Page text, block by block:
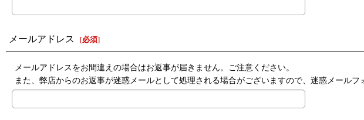
メールアドレス [必須]
メールアドレスをお間違えの場合はお返事が届きません。ご注意ください。
また、弊店からのお返事が迷惑メールとして処理される場合がございますので、迷惑メールフ